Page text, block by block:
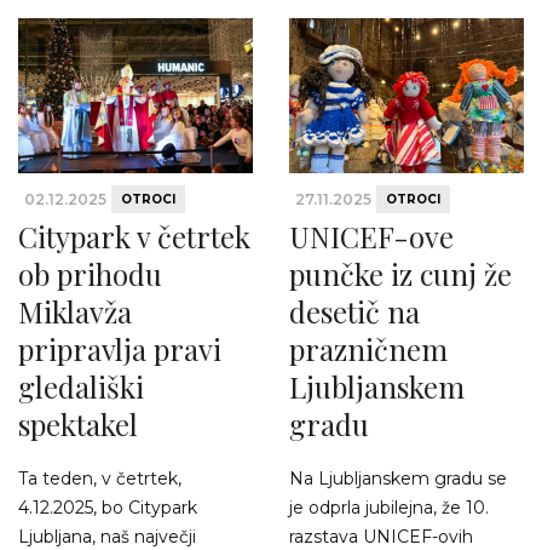
02.12.2025 OTROCI
Citypark v četrtek
ob prihodu
Miklavža
pripravlja pravi
gledališki
spektakel
Ta teden, v četrtek,
4.12.2025, bo Citypark
Ljubljana, naš največji
27.11.2025 OTROCI
UNICEF-ove
punčke iz cunj že
desetič na
prazničnem
Ljubljanskem
gradu
Na Ljubljanskem gradu se
je odprla jubilejna, že 10.
razstava UNICEF-ovih